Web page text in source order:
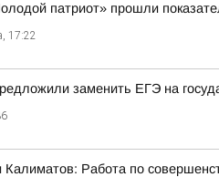
патриот» прошли
17:22
заменить ЕГЭ на
Работа по